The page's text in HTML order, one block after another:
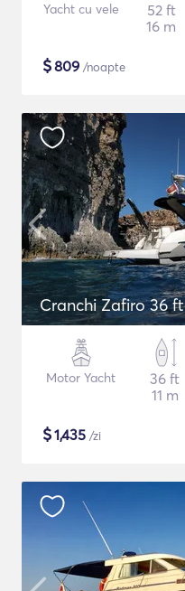
Yacht cu vele
52 ft
16 m
$809 /noapte
Cranchi Zafiro 36 ft
Motor Yacht
36 ft
11 m
$1,435 /zi